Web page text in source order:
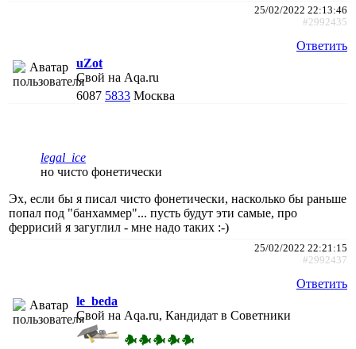
25/02/2022 22:13:46
#2992435
Ответить
uZot
Свой на Aqa.ru
6087 5833 Москва
legal_ice
но чисто фонетически
Эх, если бы я писал чисто фонетически, насколько бы раньше
попал под "банхаммер"... пусть будут эти самые, про
феррисий я загуглил - мне надо таких :-)
25/02/2022 22:21:15
#2992437
Ответить
le_beda
Свой на Aqa.ru, Кандидат в Советники